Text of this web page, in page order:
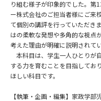
り組む様子が印象的でした。第
ー株式会社のご担当者様にご来
て個別の講評を行っていただき
はの柔軟な発想や多角的な視点
考えた理由が明確に説明されて
本科目は、学生一人ひとりが
する力を育むことを目指してお
ほしい科目です。
【執筆・企画・編集】家政学部